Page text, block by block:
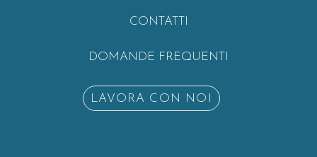
CONTATTI
DOMANDE FREQUENTI
LAVORA CON NOI